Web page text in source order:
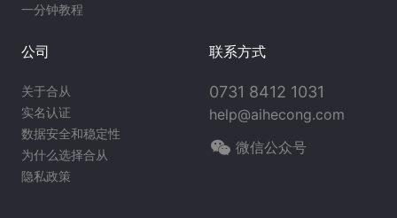
一分钟教程
公司
关于合从
实名认证
数据安全和稳定性
为什么选择合从
隐私政策
联系方式
0731 8412 1031
help@aihecong.com
微信公众号